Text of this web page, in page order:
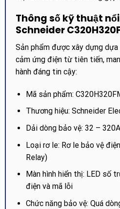
Thông số kỹ thuật
Schneider
Sản phẩm được xây dựng
cảm ứng điện từ tiên tiến,
hành đáng tin cậy:
Mã sản phẩm:
Thương hiệu: Schneider
Dải dòng bảo vệ: 32 – 320A
Loại rơ le: Rơ le bảo vệ
Relay)
Màn hình hiển thị: LED số
điện và mã lỗi
Chức năng bảo vệ: Quá